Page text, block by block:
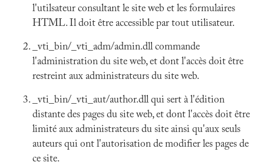
l'utilsateur consultant le site web et les formulaires
HTML. Il doit être accessible par tout utilisateur.
_vti_bin/_vti_adm/admin.dll commande
l'administration du site web, et dont l'accès doit être
restreint aux administrateurs du site web.
_vti_bin/_vti_aut/author.dll qui sert à l'édition
distante des pages du site web, et dont l'accès doit être
limité aux administrateurs du site ainsi qu'aux seuls
auteurs qui ont l'autorisation de modifier les pages de
ce site.